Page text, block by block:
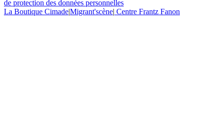
de protection des données personnelles
La Boutique Cimade|Migrant'scène| Centre Frantz Fanon